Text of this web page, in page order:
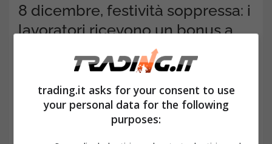
8 dicembre, festività soppressa: i
lavoratori ricevono un bonus a
trading.it asks for your consent to use
your personal data for the following
purposes: